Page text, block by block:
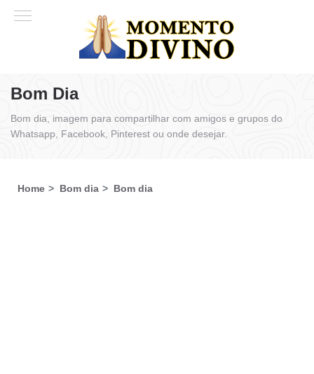
Bom Dia
Bom dia, imagem para compartilhar com amigos e grupos do
Whatsapp, Facebook, Pinterest ou onde desejar.
Home Bom dia Bom dia